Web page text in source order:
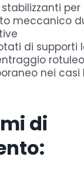
per
meccanico
di supporti
rotuleo
nei casi
di